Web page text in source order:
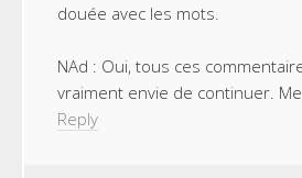
douée avec les mots.
NAd : Oui, tous ces
vraiment envie de continuer.
Reply